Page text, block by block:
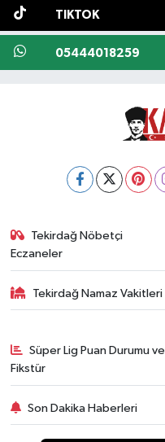
TIKTOK
05444018259
Tekirdağ Nöbetçi
Eczaneler
Tekirdağ Namaz Vakitleri
Süper Lig Puan Durumu ve
Fikstür
Son Dakika Haberleri